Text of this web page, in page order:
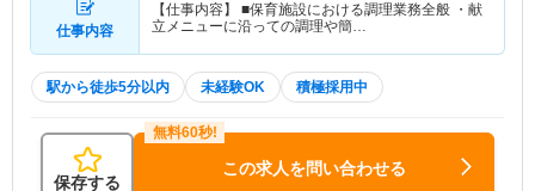
仕事内容
【仕事内容】 ■保育施設における調理業務全般 ・献
立メニューに沿っての調理や簡…
駅から徒歩5分以内 未経験OK 積極採用中
保存する
この求人を問い合わせる